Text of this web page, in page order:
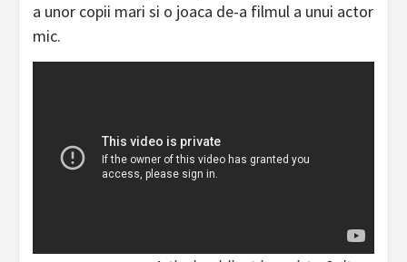
a unor copii mari si o joaca de-a filmul a unui actor
mic.